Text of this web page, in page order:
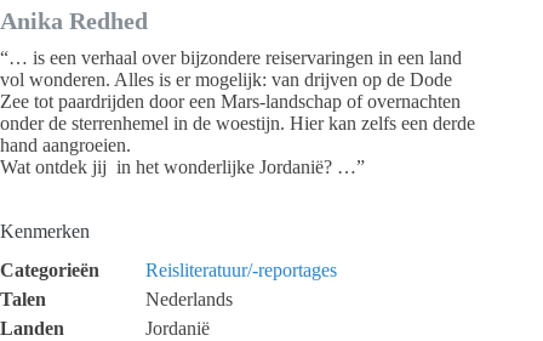
Anika Redhed
“… is een verhaal over bijzondere reiservaringen in een land
vol wonderen. Alles is er mogelijk: van drijven op de Dode
Zee tot paardrijden door een Mars-landschap of overnachten
onder de sterrenhemel in de woestijn. Hier kan zelfs een derde
hand aangroeien.
Wat ontdek jij in het wonderlijke Jordanië? …”
Kenmerken
Categorieën
Reisliteratuur/-reportages
Talen
Nederlands
Landen
Jordanië